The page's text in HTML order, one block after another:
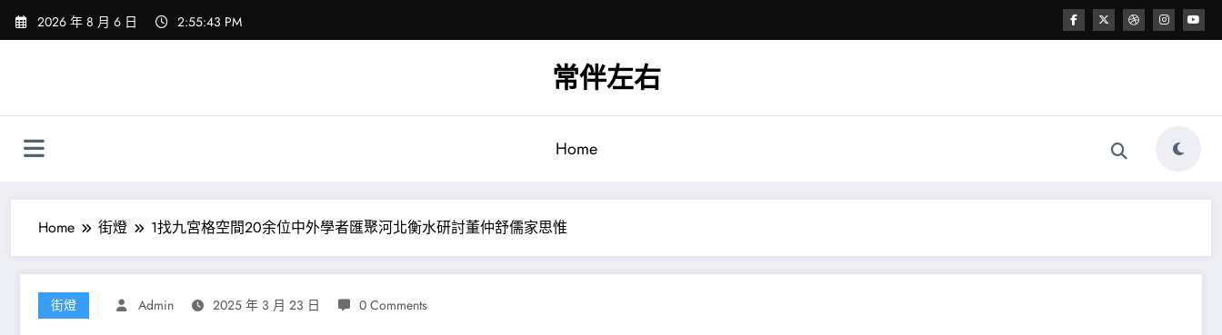
Skip
2026 年 8 月 6 日 2:55:44 PM
常伴左右
Home
Home 街燈 1找九宮格空間20余位中外學者匯聚河北衡水研討董仲舒儒家思惟
街燈 Admin 2025 年 3 月 23 日 0 Comments